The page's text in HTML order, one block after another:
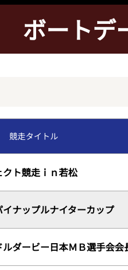
得点率ラ
進入コー
グ
福岡支部選手一
フレッシュルー
ボートデ
競走タイトル
ト競走ｉｎ若松
ナップルナイターカップ
ダービー日本ＭＢ選手会会